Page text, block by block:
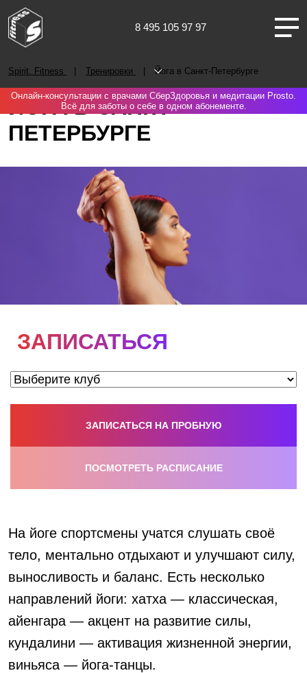
8 495 105 97 97
Санкт-Петербург
ТРЕНИРОВКИ
ЧЛЕНАМ КЛУБА
НОВОСТИ
Онлайн-консультации с врачами СберЗдоровья и медитации Prosto.
Всё для заботы о себе в одном абонементе.
Spirit. Fitness Тренировки Йога в Санкт-Петербурге
ЙОГА В САНКТ-
ПЕТЕРБУРГЕ
ЗАПИСАТЬСЯ
ЗАПИСАТЬСЯ НА ПРОБНУЮ
ПОСМОТРЕТЬ РАСПИСАНИЕ
На йоге спортсмены учатся слушать своё
тело, ментально отдыхают и улучшают силу,
выносливость и баланс. Есть несколько
направлений йоги: хатха — классическая,
айенгара — акцент на развитие силы,
кундалини — активация жизненной энергии,
виньяса — йога-танцы.